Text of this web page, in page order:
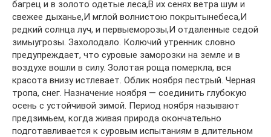
багрец и в золото одетые леса,В их сенях ветра шум и
свежее дыханье,И мглой волнистою покрытынебеса,И
редкий солнца луч, и первыеморозы,И отдаленные седой
зимыугрозы. Захолодало. Колючий утренник словно
предупреждает, что суровые заморозки на земле и в
воздухе вошли в силу. Золотая роща померкла, вся
красота внизу истлевает. Облик ноября пестрый. Черная
тропа, снег. Назначение ноября — соединить глубокую
осень с устойчивой зимой. Период ноября называют
предзимьем, когда живая природа окончательно
подготавливается к суровым испытаниям в длительном